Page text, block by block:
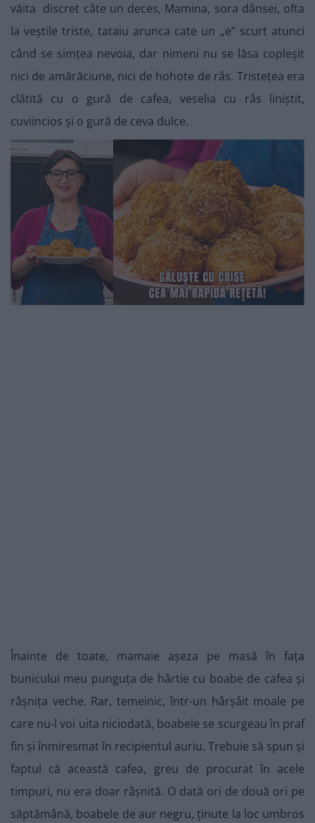
văita discret câte un deces, Mamina, sora dânsei, ofta
la veștile triste, tataiu arunca cate un „e” scurt atunci
când se simțea nevoia, dar nimeni nu se lăsa copleșit
nici de amărăciune, nici de hohote de râs. Tristețea era
clătită cu o gură de cafea, veselia cu râs liniștit,
cuviincios și o gură de ceva dulce.
Înainte de toate, mamaie așeza pe masă în fața
bunicului meu punguța de hârtie cu boabe de cafea și
râșnița veche. Rar, temeinic, într-un hârșâit moale pe
care nu-l voi uita niciodată, boabele se scurgeau în praf
fin și înmiresmat în recipientul auriu. Trebuie să spun și
faptul că această cafea, greu de procurat în acele
timpuri, nu era doar râșnită. O dată ori de două ori pe
săptămână, boabele de aur negru, ținute la loc umbros